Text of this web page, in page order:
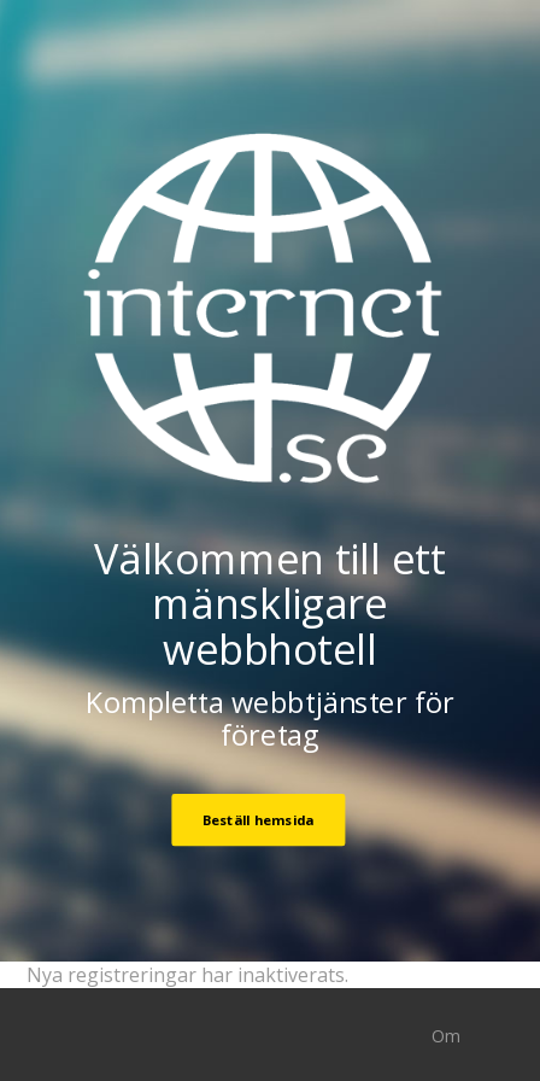
Välkommen till ett
mänskligare
webbhotell
Kompletta webbtjänster för
företag
Beställ hemsida
Nya registreringar har inaktiverats.
Om